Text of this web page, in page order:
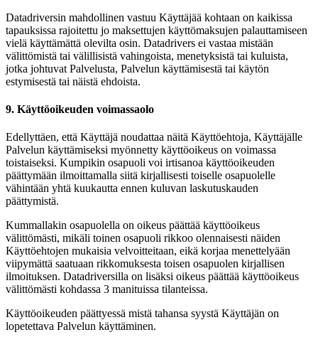
Datadriversin mahdollinen vastuu Käyttäjää kohtaan on kaikissa
tapauksissa rajoitettu jo maksettujen käyttömaksujen palauttamiseen
vielä käyttämättä olevilta osin. Datadrivers ei vastaa mistään
välittömistä tai välillisistä vahingoista, menetyksistä tai kuluista,
jotka johtuvat Palvelusta, Palvelun käyttämisestä tai käytön
estymisestä tai näistä ehdoista.
9. Käyttöoikeuden voimassaolo
Edellyttäen, että Käyttäjä noudattaa näitä Käyttöehtoja, Käyttäjälle
Palvelun käyttämiseksi myönnetty käyttöoikeus on voimassa
toistaiseksi. Kumpikin osapuoli voi irtisanoa käyttöoikeuden
päättymään ilmoittamalla siitä kirjallisesti toiselle osapuolelle
vähintään yhtä kuukautta ennen kuluvan laskutuskauden
päättymistä.
Kummallakin osapuolella on oikeus päättää käyttöoikeus
välittömästi, mikäli toinen osapuoli rikkoo olennaisesti näiden
Käyttöehtojen mukaisia velvoitteitaan, eikä korjaa menettelyään
viipymättä saatuaan rikkomuksesta toisen osapuolen kirjallisen
ilmoituksen. Datadriversilla on lisäksi oikeus päättää käyttöoikeus
välittömästi kohdassa 3 manituissa tilanteissa.
Käyttöoikeuden päättyessä mistä tahansa syystä Käyttäjän on
lopetettava Palvelun käyttäminen.